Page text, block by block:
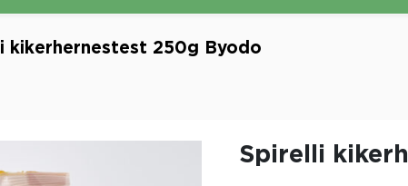
kikerhernestest 250g Byodo
Spirelli